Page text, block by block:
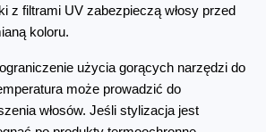
z filtrami UV zabezpieczą włosy przed
koloru.
użycia gorących narzędzi do
może prowadzić do
włosów. Jeśli stylizacja jest